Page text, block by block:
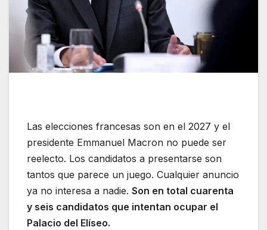
Las elecciones francesas son en el 2027 y el
presidente Emmanuel Macron no puede ser
reelecto. Los candidatos a presentarse son
tantos que parece un juego. Cualquier anuncio
ya no interesa a nadie. Son en total cuarenta
y seis candidatos que intentan ocupar el
Palacio del Elíseo.